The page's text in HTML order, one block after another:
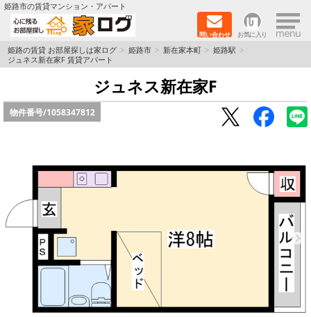
姫路市の賃貸マンション・アパート
問い合わせ お気に入り ×
TOPページ
ペットOK物件
保証人不要物件
初期費用リーズナブル物件
都市ガス物件
姫路の賃貸 お部屋探しは家ログ 姫路市 新在家本町
姫路駅
ジュネス新在家F 賃貸アパート
ジュネス新在家F
物件番号/1058347812